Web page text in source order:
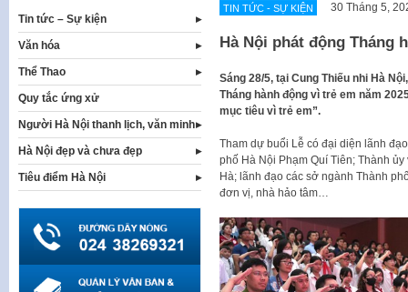
TIN TỨC - SỰ KIỆN 30 Tháng 5,
Hà Nội phát động Tháng
Sáng 28/5, tại Cung Thiếu nhi Hà
Tháng hành động vì trẻ em năm
mục tiêu vì trẻ em”.
Tham dự buổi Lễ có đại diện lãnh
phố Hà Nội Phạm Quí Tiên; Thành
Hà; lãnh đạo các sở ngành Thành
đơn vị, nhà hảo tâm…
Tin tức – Sự kiện
Văn hóa
Thể Thao
Quy tắc ứng xử
Người Hà Nội thanh lịch, văn minh
Hà Nội đẹp và chưa đẹp
Tiêu điểm Hà Nội